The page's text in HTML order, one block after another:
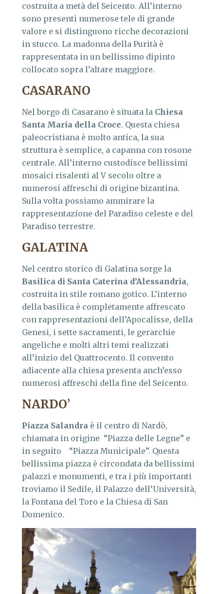
costruita a metà del Seicento. All’interno
sono presenti numerose tele di grande
valore e si distinguono ricche decorazioni
in stucco. La madonna della Purità è
rappresentata in un bellissimo dipinto
collocato sopra l’altare maggiore.
CASARANO
Nel borgo di Casarano è situata la Chiesa
Santa Maria della Croce. Questa chiesa
paleocristiana è molto antica, la sua
struttura è semplice, a capanna con rosone
centrale. All’interno custodisce bellissimi
mosaici risalenti al V secolo oltre a
numerosi affreschi di origine bizantina.
Sulla volta possiamo ammirare la
rappresentazione del Paradiso celeste e del
Paradiso terrestre.
GALATINA
Nel centro storico di Galatina sorge la
Basilica di Santa Caterina d’Alessandria,
costruita in stile romano gotico. L’interno
della basilica è completamente affrescato
con rappresentazioni dell’Apocalisse, della
Genesi, i sette sacramenti, le gerarchie
angeliche e molti altri temi realizzati
all’inizio del Quattrocento. Il convento
adiacente alla chiesa presenta anch’esso
numerosi affreschi della fine del Seicento.
NARDO’
Piazza Salandra è il centro di Nardò,
chiamata in origine “Piazza delle Legne” e
in seguito “Piazza Municipale”. Questa
bellissima piazza è circondata da bellissimi
palazzi e monumenti, e tra i più importanti
troviamo il Sedile, il Palazzo dell’Università,
la Fontana del Toro e la Chiesa di San
Domenico.